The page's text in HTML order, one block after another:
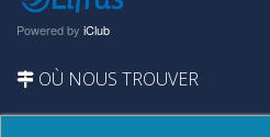
Powered by iClub
OÙ NOUS TROUVER